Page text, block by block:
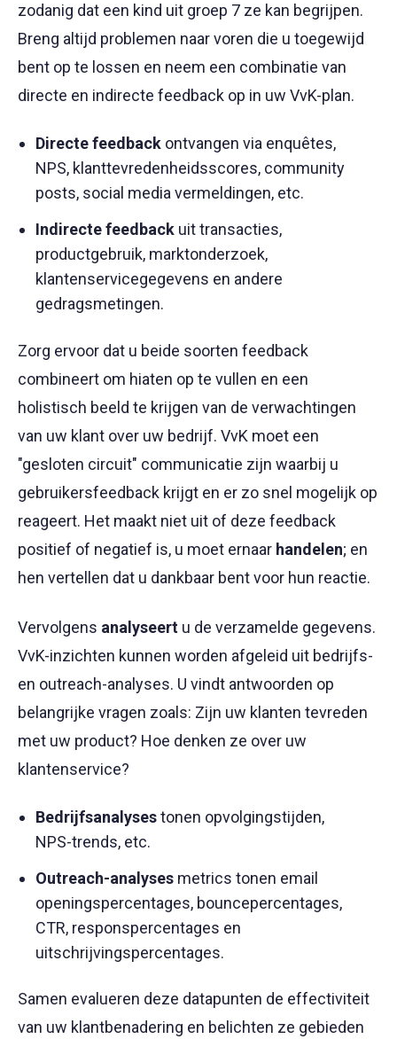
zodanig dat een kind uit groep 7 ze kan begrijpen.
Breng altijd problemen naar voren die u toegewijd
bent op te lossen en neem een combinatie van
directe en indirecte feedback op in uw VvK-plan.
Directe feedback ontvangen via enquêtes,
NPS, klanttevredenheidsscores, community
posts, social media vermeldingen, etc.
Indirecte feedback uit transacties,
productgebruik, marktonderzoek,
klantenservicegegevens en andere
gedragsmetingen.
Zorg ervoor dat u beide soorten feedback
combineert om hiaten op te vullen en een
holistisch beeld te krijgen van de verwachtingen
van uw klant over uw bedrijf. VvK moet een
"gesloten circuit" communicatie zijn waarbij u
gebruikersfeedback krijgt en er zo snel mogelijk op
reageert. Het maakt niet uit of deze feedback
positief of negatief is, u moet ernaar handelen; en
hen vertellen dat u dankbaar bent voor hun reactie.
Vervolgens analyseert u de verzamelde gegevens.
VvK-inzichten kunnen worden afgeleid uit bedrijfs-
en outreach-analyses. U vindt antwoorden op
belangrijke vragen zoals: Zijn uw klanten tevreden
met uw product? Hoe denken ze over uw
klantenservice?
Bedrijfsanalysestonen opvolgingstijden,
NPS-trends, etc.
Outreach-analyses metrics tonen email
openingspercentages, bouncepercentages,
CTR, responspercentages en
uitschrijvingspercentages.
Samen evalueren deze datapunten de effectiviteit
van uw klantbenadering en belichten ze gebieden